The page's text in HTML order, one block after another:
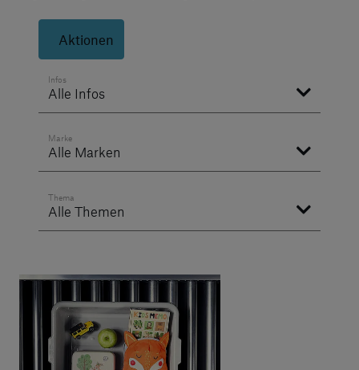
Aktionen
Infos
Alle Infos
Marke
Alle Marken
Thema
Alle Themen